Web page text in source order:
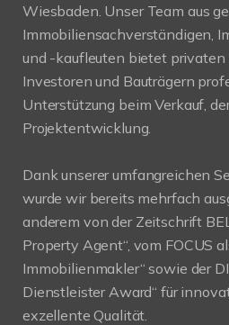
Wiesbaden. Unser Team aus
Immobiliensachverständigen,
und -kaufleuten bietet privaten
Investoren und Bauträgern
Unterstützung beim Verkauf,
Projektentwicklung.
Dank unserer umfangreichen
wurde wir bereits mehrfach
anderem von der Zeitschrift
Property Agent“, vom FOCUS
Immobilienmakler“ sowie der
Dienstleister Award“ für
exzellente Qualität.